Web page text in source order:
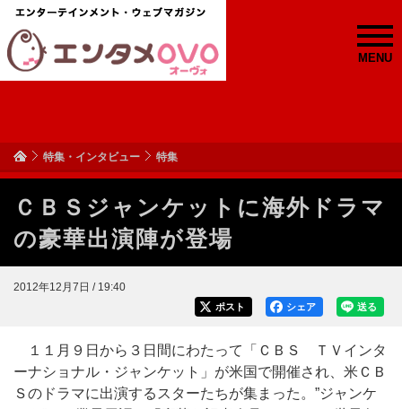
MENU
特集・インタビュー 特集
ＣＢＳジャンケットに海外ドラマ
の豪華出演陣が登場
2012年12月7日 / 19:40
送る
シェア
ポスト
１１月９日から３日間にわたって「ＣＢＳ ＴＶインタ
ーナショナル・ジャンケット」が米国で開催され、米ＣＢ
Ｓのドラマに出演するスターたちが集まった。”ジャンケ